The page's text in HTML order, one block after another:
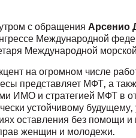
с обращения Арсенио
Международной
Международной
на огромном числе
представляет МФТ, а
ИМО и стратегией МФТ в
устойчивому
оставления без помощи
женщин и молодежи.